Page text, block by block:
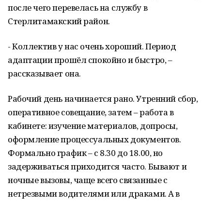
после чего перевелась на службу в
Стерлитамакский район.
- Коллектив у нас очень хороший. Период
адаптации прошёл спокойно и быстро, –
рассказывает она.
Рабочий день начинается рано. Утренний сбор,
оперативное совещание, затем – работа в
кабинете: изучение материалов, допросы,
оформление процессуальных документов.
Формально график – с 8.30 до 18.00, но
задерживаться приходится часто. Бывают и
ночные вызовы, чаще всего связанные с
нетрезвыми водителями или драками. А в